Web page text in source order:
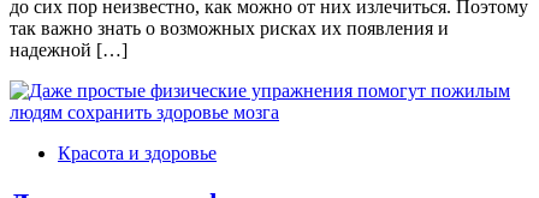
до сих пор неизвестно, как можно от них излечиться. Поэтому
так важно знать о возможных рисках их появления и
надежной […]
Красота и здоровье